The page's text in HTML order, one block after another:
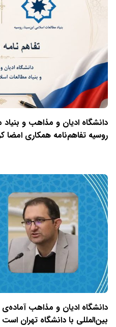
دانشگاه ادیان و مذاهب و
روسیه تفاهم‌نامه همکاری امضا
دانشگاه ادیان و مذاهب
بین‌المللی با دانشگاه تهران است